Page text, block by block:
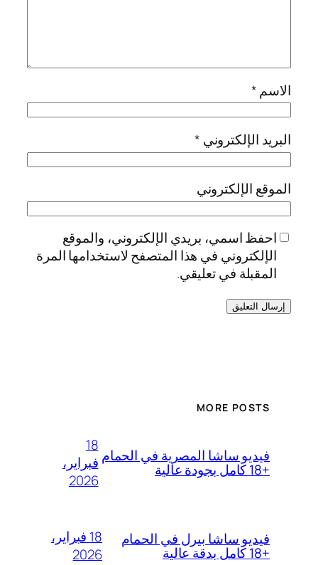
الاسم*
البريد الإلكتروني *
الموقع الإلكتروني
احفظ اسمي، بريدي الإلكتروني، والموقع
الإلكتروني في هذا المتصفح لاستخدامها المرة
المقبلة في تعليقي.
MORE POSTS
فيديو ساشا المصرية في الحمام
+18 كامل بجودة عالية
18
فبراير،
2026
فيديو ساشا بيرل في الحمام
+18 كامل بدقة عالية
18 فبراير،
2026